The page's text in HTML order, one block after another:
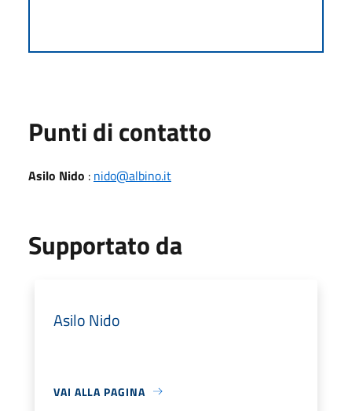
Punti di contatto
Asilo Nido : nido@albino.it
Supportato da
Asilo Nido
VAI ALLA PAGINA